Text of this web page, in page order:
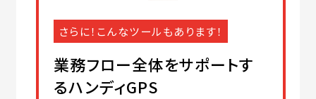
さらに！こんなツールもあります！
業務フロー全体をサポートす
るハンディGPS